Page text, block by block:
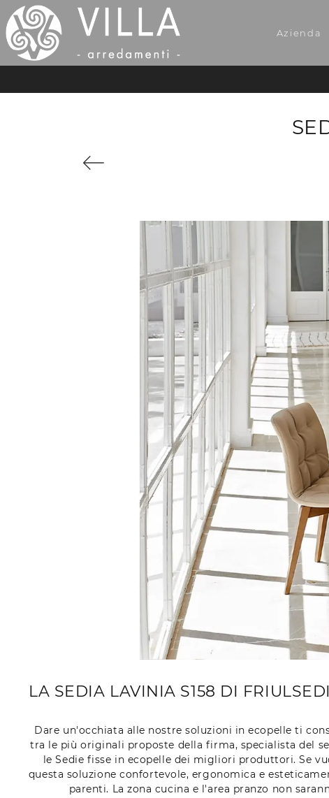
Azienda
LA SEDIA LAVINIA S158 DI
Dare un'occhiata alle nostre soluzioni in ecopelle ti
tra le più originali proposte della firma, specialista del
le Sedie fisse in ecopelle dei migliori produttori. Se
questa soluzione confortevole, ergonomica e
parenti. La zona cucina e l'area pranzo non